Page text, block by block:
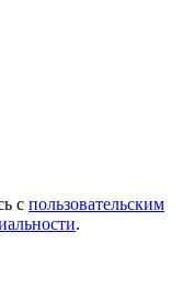
с пользовательским
.